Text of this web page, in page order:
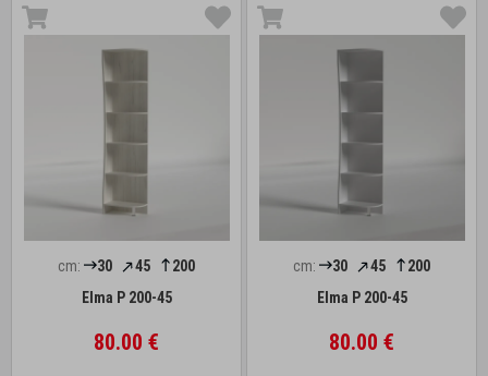
cm: 30 45
200
Elma P 200-45
80.00 €
cm: 30 45
200
Elma P 200-45
80.00 €